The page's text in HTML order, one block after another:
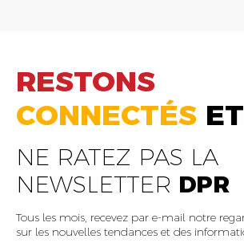
RESTONS
CONNECTÉS ET
NE RATEZ PAS LA
NEWSLETTER DPR
Tous les mois, recevez par e-mail notre
sur les nouvelles tendances et des